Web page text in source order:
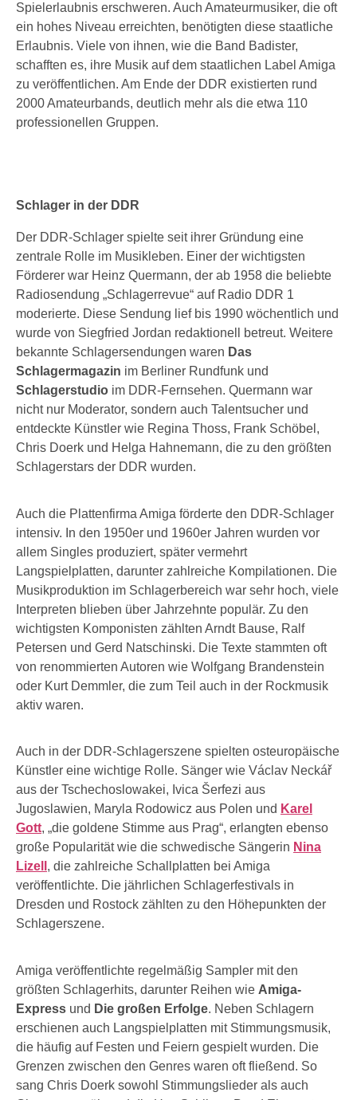
Spielerlaubnis erschweren. Auch Amateurmusiker, die oft
ein hohes Niveau erreichten, benötigten diese staatliche
Erlaubnis. Viele von ihnen, wie die Band Badister,
schafften es, ihre Musik auf dem staatlichen Label Amiga
zu veröffentlichen. Am Ende der DDR existierten rund
2000 Amateurbands, deutlich mehr als die etwa 110
professionellen Gruppen.
Schlager in der DDR
Der DDR-Schlager spielte seit ihrer Gründung eine
zentrale Rolle im Musikleben. Einer der wichtigsten
Förderer war Heinz Quermann, der ab 1958 die beliebte
Radiosendung „Schlagerrevue“ auf Radio DDR 1
moderierte. Diese Sendung lief bis 1990 wöchentlich und
wurde von Siegfried Jordan redaktionell betreut. Weitere
bekannte Schlagersendungen waren Das
Schlagermagazin im Berliner Rundfunk und
Schlagerstudio im DDR-Fernsehen. Quermann war
nicht nur Moderator, sondern auch Talentsucher und
entdeckte Künstler wie Regina Thoss, Frank Schöbel,
Chris Doerk und Helga Hahnemann, die zu den größten
Schlagerstars der DDR wurden.
Auch die Plattenfirma Amiga förderte den DDR-Schlager
intensiv. In den 1950er und 1960er Jahren wurden vor
allem Singles produziert, später vermehrt
Langspielplatten, darunter zahlreiche Kompilationen. Die
Musikproduktion im Schlagerbereich war sehr hoch, viele
Interpreten blieben über Jahrzehnte populär. Zu den
wichtigsten Komponisten zählten Arndt Bause, Ralf
Petersen und Gerd Natschinski. Die Texte stammten oft
von renommierten Autoren wie Wolfgang Brandenstein
oder Kurt Demmler, die zum Teil auch in der Rockmusik
aktiv waren.
Auch in der DDR-Schlagerszene spielten osteuropäische
Künstler eine wichtige Rolle. Sänger wie Václav Neckář
aus der Tschechoslowakei, Ivica Šerfezi aus
Jugoslawien, Maryla Rodowicz aus Polen und Karel
Gott, „die goldene Stimme aus Prag“, erlangten ebenso
große Popularität wie die schwedische Sängerin Nina
Lizell , die zahlreiche Schallplatten bei Amiga
veröffentlichte. Die jährlichen Schlagerfestivals in
Dresden und Rostock zählten zu den Höhepunkten der
Schlagerszene.
Amiga veröffentlichte regelmäßig Sampler mit den
größten Schlagerhits, darunter Reihen wie Amiga-
Express und Die großen Erfolge. Neben Schlagern
erschienen auch Langspielplatten mit Stimmungsmusik,
die häufig auf Festen und Feiern gespielt wurden. Die
Grenzen zwischen den Genres waren oft fließend. So
sang Chris Doerk sowohl Stimmungslieder als auch